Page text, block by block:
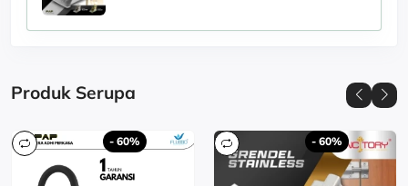
Produk Serupa
- 60% - 60%